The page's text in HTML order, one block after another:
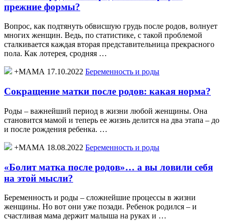
прежние формы?
Вопрос, как подтянуть обвисшую грудь после родов, волнует
многих женщин. Ведь, по статистике, с такой проблемой
сталкивается каждая вторая представительница прекрасного
пола. Как лотерея, сродняя …
+МАМА 17.10.2022 Беременность и роды
Сокращение матки после родов: какая норма?
Роды – важнейший период в жизни любой женщины. Она
становится мамой и теперь ее жизнь делится на два этапа – до
и после рождения ребенка. …
+МАМА 18.08.2022 Беременность и роды
«Болит матка после родов»… а вы ловили себя
на этой мысли?
Беременность и роды – сложнейшие процессы в жизни
женщины. Но вот они уже позади. Ребенок родился – и
счастливая мама держит малыша на руках и …